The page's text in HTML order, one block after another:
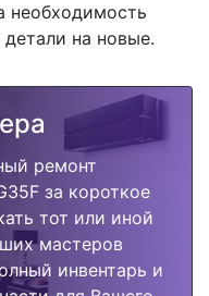
необходимость
на новые.
ремонт
за короткое
тот или иной
мастеров
инвентарь и